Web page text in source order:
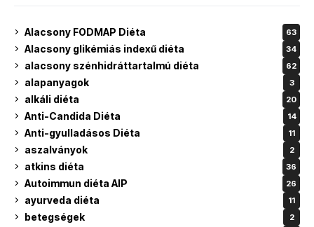
Alacsony FODMAP Diéta 63
Alacsony glikémiás indexű diéta 34
alacsony szénhidráttartalmú diéta 62
alapanyagok 3
alkáli diéta 20
Anti-Candida Diéta 14
Anti-gyulladásos Diéta 11
aszalványok 2
atkins diéta 36
Autoimmun diéta AIP 26
ayurveda diéta 11
betegségek 2